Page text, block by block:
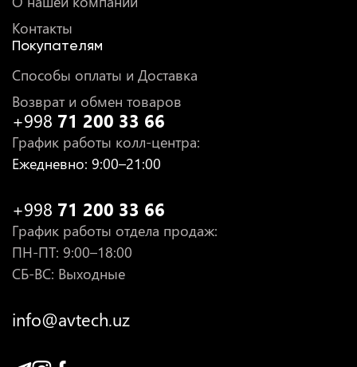
Контакты
Покупателям
Способы оплаты и Доставка
Возврат и обмен товаров
+998 71 200 33 66
График работы колл-центра:
Ежедневно: 9:00–21:00
+998 71 200 33 66
График работы отдела продаж:
ПН-ПТ: 9:00–18:00
СБ-ВС: Выходные
info@avtech.uz